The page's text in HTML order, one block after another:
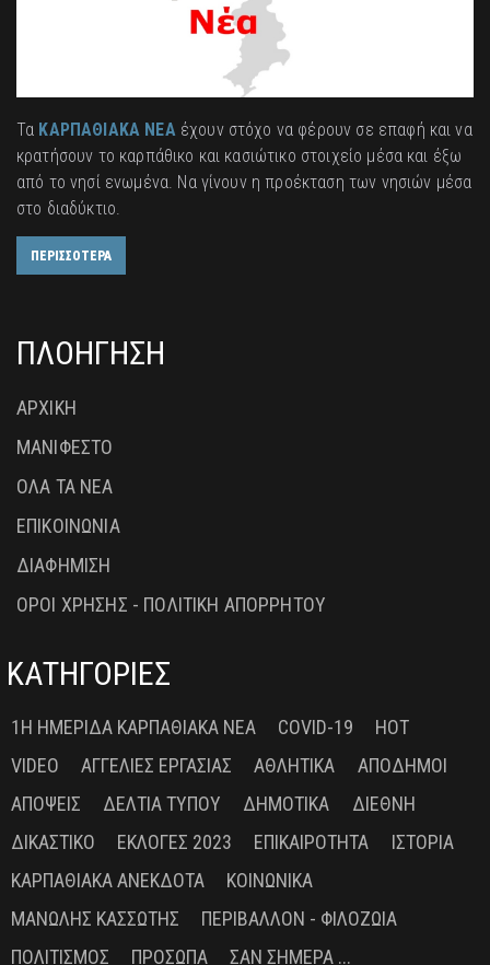
Τα ΚΑΡΠΑΘΙΑΚΑ ΝΕΑέχουν στόχο να φέρουν σε επαφή και να
κρατήσουν το καρπάθικο και κασιώτικο στοιχείο μέσα και έξω
από το νησί ενωμένα. Να γίνουν η προέκταση των νησιών μέσα
στο διαδύκτιο.
ΠΕΡΙΣΣΟΤΕΡΑ
ΠΛΟΗΓΗΣΗ
ΑΡΧΙΚΗ
ΜΑΝΙΦΕΣΤΟ
ΟΛΑ ΤΑ ΝΕΑ
ΕΠΙΚΟΙΝΩΝΙΑ
ΔΙΑΦΗΜΙΣΗ
ΟΡΟΙ ΧΡΗΣΗΣ - ΠΟΛΙΤΙΚΗ ΑΠΟΡΡΗΤΟΥ
ΚΑΤΗΓΟΡΙΕΣ
1Η ΗΜΕΡΊΔΑ ΚΑΡΠΑΘΙΑΚΆ ΝΈΑ COVID-19
HOT
VIDEO
ΑΓΓΕΛΊΕΣ ΕΡΓΑΣΊΑΣ ΑΘΛΗΤΙΚΆ
ΑΠΌΔΗΜΟΙ
ΑΠΌΨΕΙΣ
ΔΕΛΤΊΑ ΤΎΠΟΥ ΔΗΜΟΤΙΚΆ
ΔΙΕΘΝΉ
ΔΙΚΑΣΤΙΚΌ
ΕΚΛΟΓΈΣ 2023 ΕΠΙΚΑΙΡΌΤΗΤΑ
ΙΣΤΟΡΊΑ
ΚΑΡΠΑΘΙΑΚΆ ΑΝΈΚΔΟΤΑ
ΚΟΙΝΩΝΙΚΆ
ΜΑΝΏΛΗΣ ΚΑΣΣΏΤΗΣ
ΠΕΡΙΒΆΛΛΟΝ - ΦΙΛΟΖΩΊΑ
ΠΟΛΙΤΙΣΜΌΣ
ΠΡΌΣΩΠΑ ΣΑΝ ΣΉΜΕΡΑ ...